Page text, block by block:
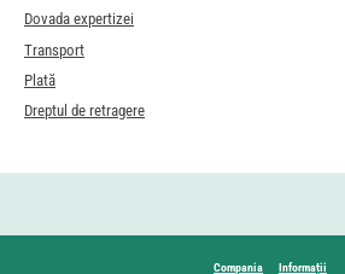
Dovada expertizei
Transport
Plată
Dreptul de retragere
Compania Informații